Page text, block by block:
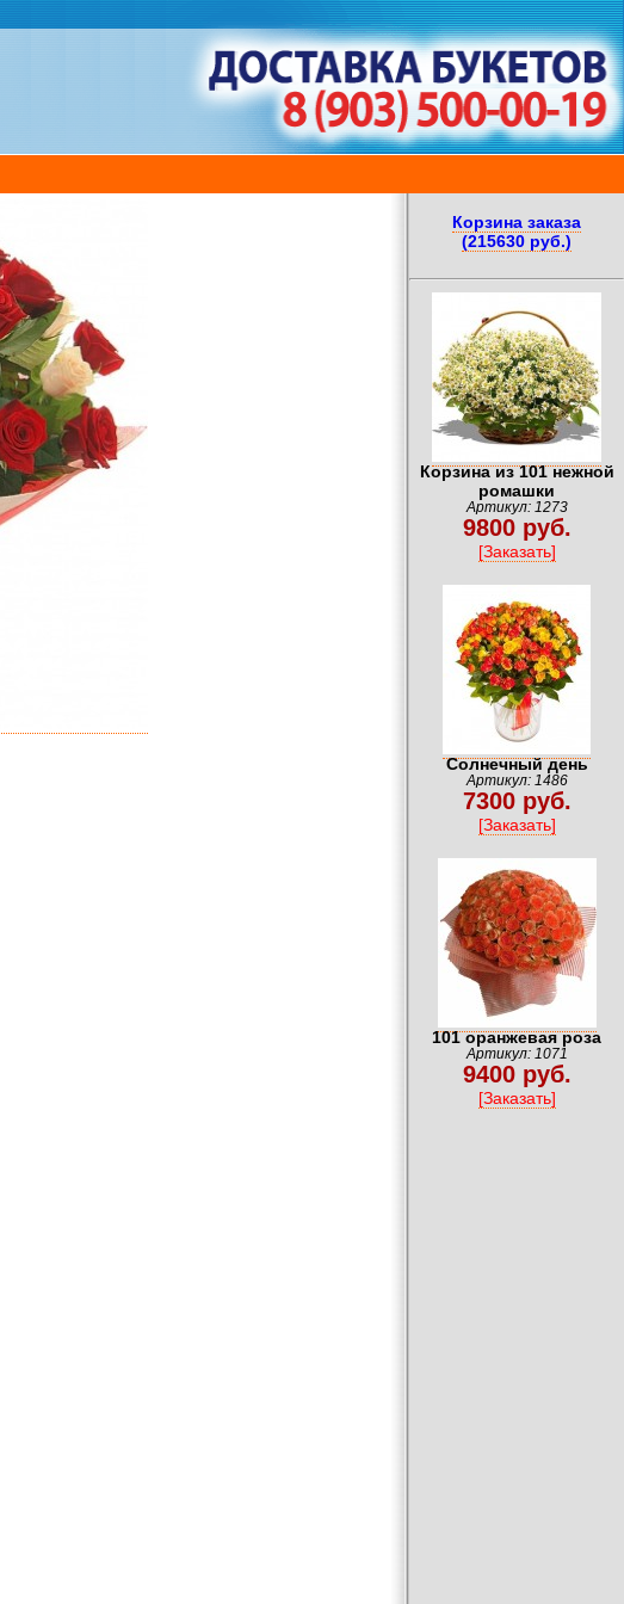
Корзина заказа
(215630 руб.)
Корзина из 101 нежной
ромашки
Артикул: 1273
9800 руб.
[Заказать]
Солнечный день
Артикул: 1486
7300 руб.
[Заказать]
101 оранжевая роза
Артикул: 1071
9400 руб.
[Заказать]